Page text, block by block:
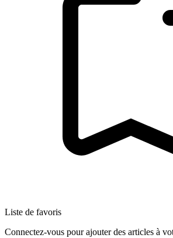
Liste de favoris
Connectez-vous pour ajouter des articles à